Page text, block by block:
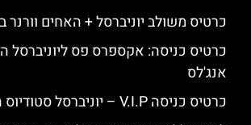
כרטיס משולב יוניברסל + האחים וורנר
כרטיס כניסה: אקספרס פס ליוניברסל
אנג'לס
כרטיס כניסה V.I.P – יוניברסל סטודיוס הוליווד